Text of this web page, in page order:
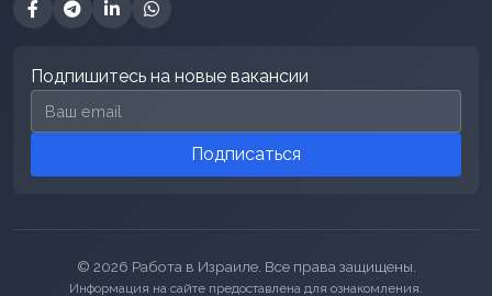
Подпишитесь на новые вакансии
Email для подписки
Подписаться
© 2026 Работа в Израиле. Все права защищены.
Информация на сайте предоставлена для ознакомления.